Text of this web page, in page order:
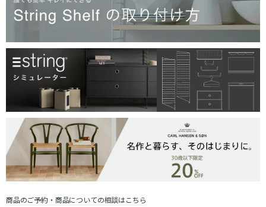
商品のご予約・商品についての相談はこちら